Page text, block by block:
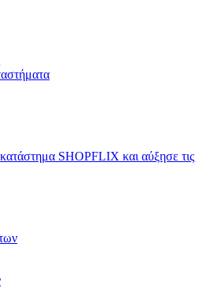
SHOPFLIX και αύξησε τις